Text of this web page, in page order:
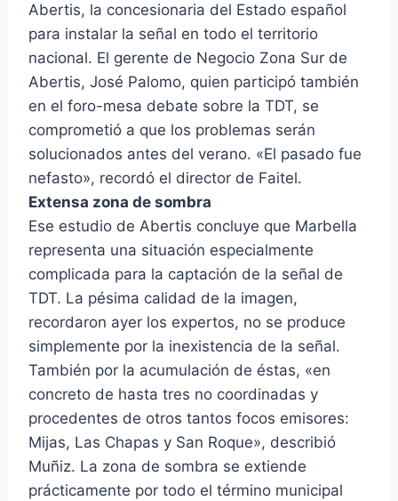
Abertis, la concesionaria del Estado español
para instalar la señal en todo el territorio
nacional. El gerente de Negocio Zona Sur de
Abertis, José Palomo, quien participó también
en el foro-mesa debate sobre la TDT, se
comprometió a que los problemas serán
solucionados antes del verano. «El pasado fue
nefasto», recordó el director de Faitel.
Extensa zona de sombra
Ese estudio de Abertis concluye que Marbella
representa una situación especialmente
complicada para la captación de la señal de
TDT. La pésima calidad de la imagen,
recordaron ayer los expertos, no se produce
simplemente por la inexistencia de la señal.
También por la acumulación de éstas, «en
concreto de hasta tres no coordinadas y
procedentes de otros tantos focos emisores:
Mijas, Las Chapas y San Roque», describió
Muñiz. La zona de sombra se extiende
prácticamente por todo el término municipal